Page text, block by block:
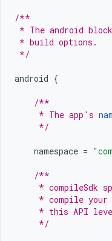
/**
* The android
* build options.
*/
android {
/**
     * The app's
     */
namespace =
/**
* compileSdk
* compile your
* this API
     */